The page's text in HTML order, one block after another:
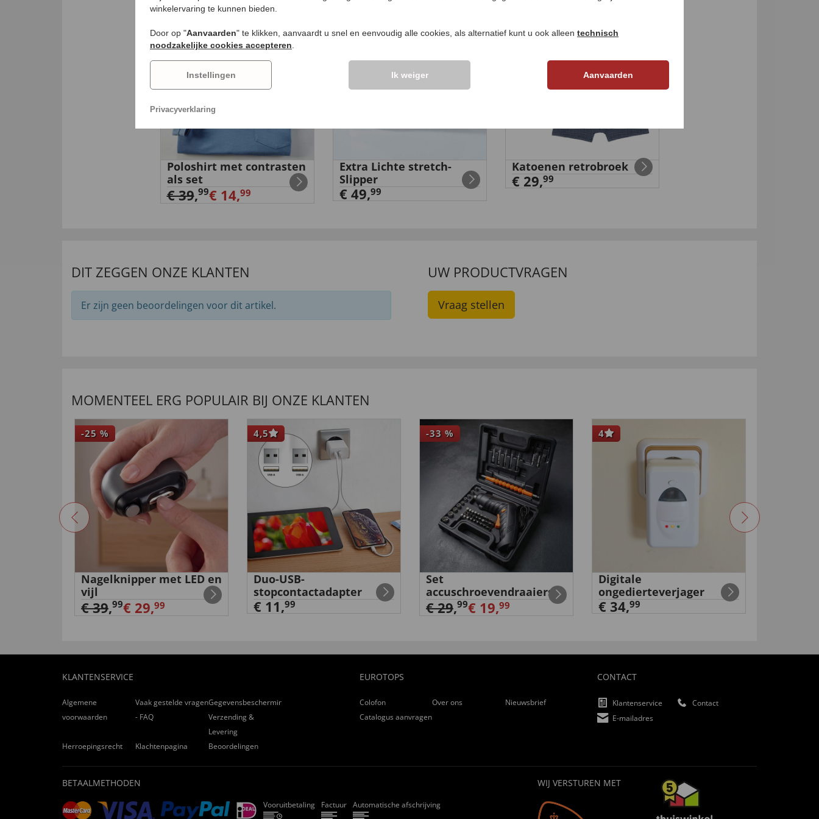
Poloshirt met contrasten
als set
€ 39,99€ 14,99
Extra Lichte stretch-
Slipper
€ 49,99
Katoenen retrobroek
€ 29,99
DIT ZEGGEN ONZE KLANTEN
Er zijn geen beoordelingen voor dit artikel.
UW PRODUCTVRAGEN
Vraag stellen
MOMENTEEL ERG POPULAIR BIJ ONZE KLANTEN
-25 %
Nagelknipper met LED en
vijl
€ 39,99€ 29,99
4,5
Duo-USB-
stopcontactadapter
€ 11,99
-33 %
Set
accuschroevendraaiers
€ 29,99€ 19,99
4
Digitale
ongedierteverjager
€ 34,99
KLANTENSERVICE
Algemene
voorwaarden
Vaak gestelde vragen
- FAQ
Gegevensbescherming
Verzending &
Levering
Herroepingsrecht
Klachtenpagina Beoordelingen
EUROTOPS
Colofon Over ons
Nieuwsbrief
Catalogus aanvragen
CONTACT
Klantenservice
Contact
E-mailadres
BETAALMETHODEN
Vooruitbetaling Factuur Automatische afschrijving
WIJ VERSTUREN MET
winkelervaring te kunnen bieden.
Door op "Aanvaarden" te klikken, aanvaardt u snel en eenvoudig alle cookies, als alternatief kunt u ook alleen technisch
noodzakelijke cookies accepteren
Instellingen Ik weiger Aanvaarden
Privacyverklaring